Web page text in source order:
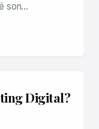
son…
Digital?